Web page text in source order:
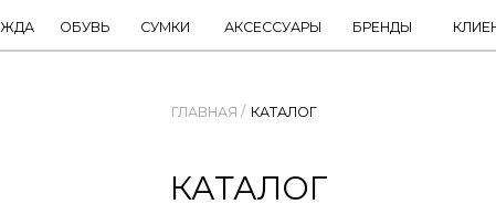
ОБУВЬ СУМКИ АКСЕССУАРЫ БРЕНДЫ КЛИЕНТАМ
КАТАЛОГ
В каталоге представлены новые коллекции самых